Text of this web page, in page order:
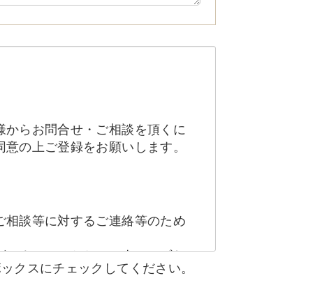
らお問合せ・ご相談を頂くに
の上ご登録をお願いします。
談等に対するご連絡等のため
ません。ただし、次のいずれ
クスにチェックしてください。